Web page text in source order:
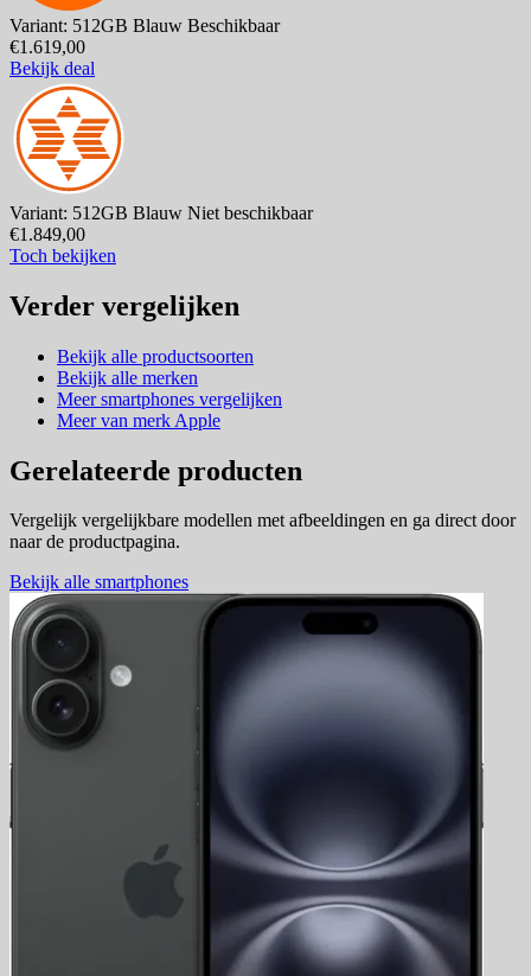
Variant: 512GB Blauw Beschikbaar
€1.619,00
Bekijk deal
Variant: 512GB Blauw Niet beschikbaar
€1.849,00
Toch bekijken
Verder vergelijken
Bekijk alle productsoorten
Bekijk alle merken
Meer smartphones vergelijken
Meer van merk Apple
Gerelateerde producten
Vergelijk vergelijkbare modellen met afbeeldingen en ga direct door
naar de productpagina.
Bekijk alle smartphones